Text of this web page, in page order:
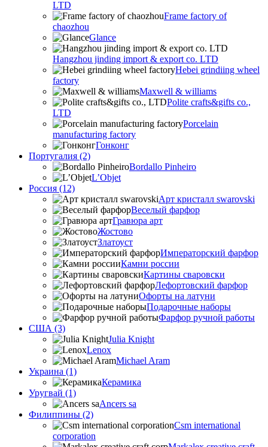
LTD
Frame factory of
chaozhou
Glance
Hangzhou jinding import & export co. LTD
Hebei grindiing wheel
factory
Maxwell & williams
Polite crafts&gifts co.,
LTD
Porcelain
manufacturing factory
Гонконг
Португалия (2)
Bordallo Pinheiro
L’Objet
Россия (12)
Арт кристалл swarovski
Веселый фарфор
Гравюра арт
Жостово
Златоуст
Императорский фарфор
Камни россии
Картины сваровски
Лефортовский фарфор
Офорты на латуни
Подарочные наборы
Фарфор ручной работы
США (3)
Julia Knight
Lenox
Michael Aram
Украина (1)
Керамика
Уругвай (1)
Ancers sa
Филиппины (2)
Csm international
corporation